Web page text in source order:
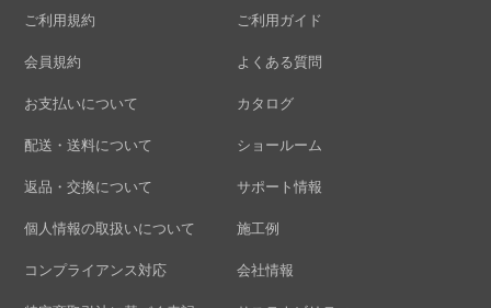
ご利用規約
会員規約
お支払いについて
配送・送料について
返品・交換について
個人情報の取扱いについて
コンプライアンス対応
ご利用ガイド
よくある質問
カタログ
ショールーム
サポート情報
施工例
会社情報